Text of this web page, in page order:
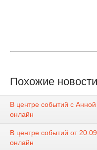
Похожие новости
В центре событий с
онлайн
В центре событий от
онлайн